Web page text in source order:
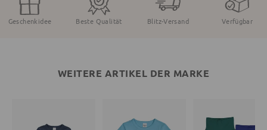
Geschenkidee Beste Qualität Blitz-Versand Verfügbar
WEITERE ARTIKEL DER MARKE